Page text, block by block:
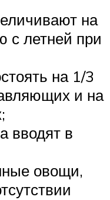
на
с летней при
на 1/3
и на
вводят в
овощи,